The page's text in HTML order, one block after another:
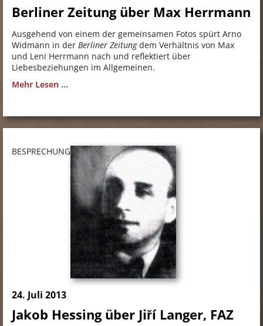
Berliner Zeitung über Max Herrmann
Ausgehend von einem der gemeinsamen Fotos spürt Arno
Widmann in der Berliner Zeitungdem Verhältnis von Max
und Leni Herrmann nach und reflektiert über
Liebesbeziehungen im Allgemeinen.
Mehr Lesen ...
BESPRECHUNG
24. Juli 2013
Jakob Hessing über Jiří Langer, FAZ